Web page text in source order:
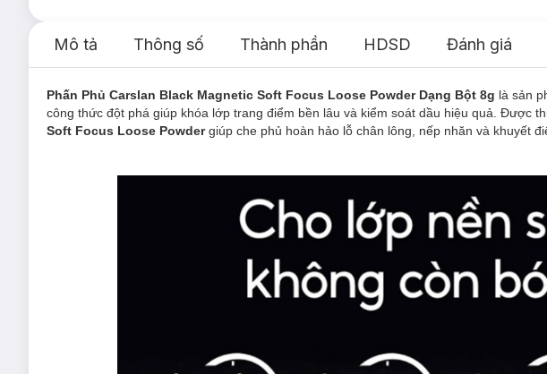
Mô tả Thông số Thành phần HDSD Đánh giá
Phấn Phủ Carslan Black Magnetic Soft Focus Loose Powder Dạng Bột 8g là sản
công thức đột phá giúp khóa lớp trang điểm bền lâu và kiểm soát dầu hiệu quả. Được
Soft Focus Loose Powdergiúp che phủ hoàn hảo lỗ chân lông, nếp nhăn và khuyết